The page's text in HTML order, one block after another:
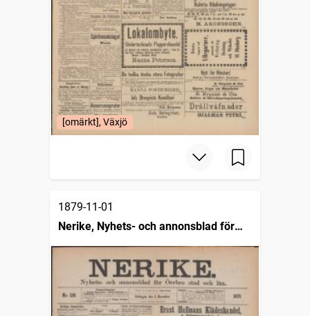
[omärkt], Växjö
1879-11-01
Nerike, Nyhets- och annonsblad för
Örebro stad och län